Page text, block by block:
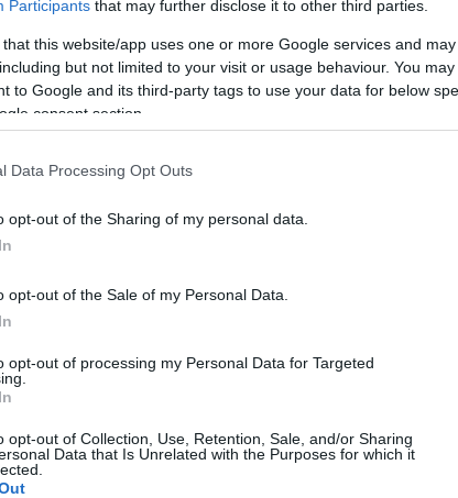
Participants that may further disclose it to other third parties.
that this website/app uses one or more Google services and
but not limited to your visit or usage behaviour. You
to Google and its third-party tags to use your data for below
consent section.
Data Processing Opt Outs
opt-out of the Sharing of my personal data.
opt-out of the Sale of my Personal Data.
opt-out of processing my Personal Data for Targeted
opt-out of Collection, Use, Retention, Sale, and/or Sharing
Data that Is Unrelated with the Purposes for which it
is kap majd pár levelet. Az 53 éves Sean